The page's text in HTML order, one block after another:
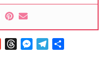
Gmail ThreadsMessenger
Telegram